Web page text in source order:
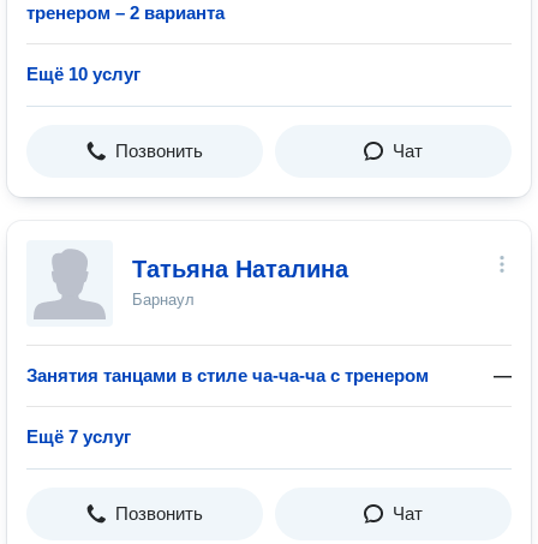
тренером – 2 варианта
Ещё 10 услуг
Позвонить Чат
Татьяна Наталина
Барнаул
Занятия танцами в стиле ча-ча-ча с тренером —
Ещё 7 услуг
Позвонить Чат